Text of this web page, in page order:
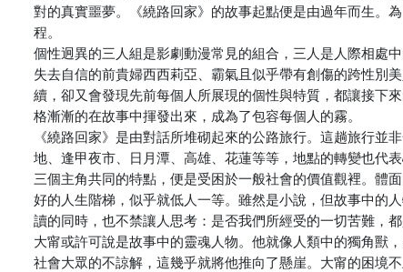
對的真實噩夢。《繞路回家》的故事起點便是由過年而生。
程。
個性迥異的三人組是影劇動漫常見的組合，三人是人際相處
失去自信的前貴婦西西莉亞、霸氣且似乎帶有創傷的跨性別
續，卻又會發現先前每個人所展現的個性與特質，都讓接下
格漸漸的在故事中揮發出來，成為了包容每個人的霧。
《繞路回家》是由對話所堆砌起來的公路旅行。這趟旅行
地、逢甲夜市、日月潭、高雄、花蓮等等，地點的轉變也代表
三個主角共同的特點，便是受困於一般社會的價值觀裡。體
好的人生階梯，似乎就低人一等。雖然是小說，但故事中的
讀的同時，也不禁讓人思考：是否我們所經受的一切苦難，
大甯或許可說是故事中的靈魂人物。他就像人類中的獨角獸
社會大眾的不諒解，這幾乎就將他推向了懸崖。大甯的困境